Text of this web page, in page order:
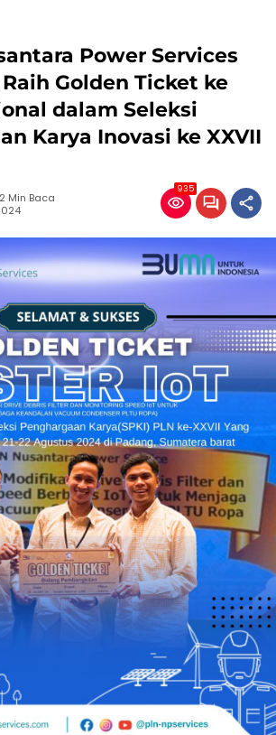
Power Services
Raih Golden Ticket ke
dalam Seleksi
Karya Inovasi ke XXVII
2 Min Baca
935